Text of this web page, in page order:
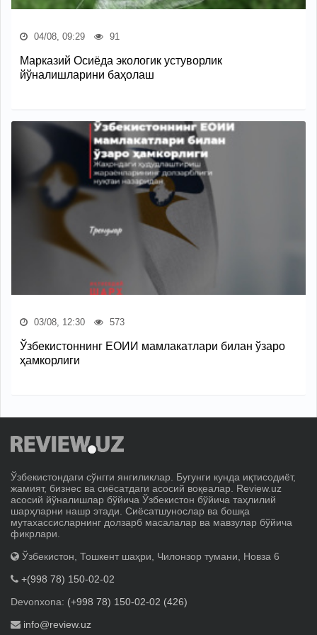
04/08, 09:29 91
Марказий Осиёда экологик устуворлик
йўналишларини баҳолаш
03/08, 12:30 573
Ўзбекистоннинг ЕОИИ мамлакатлари билан ўзаро
ҳамкорлиги
Ўзбекистондаги сўнгги янгиликлар. Бугунги кунда иқтисодиёт,
жамият, бизнес ва сиёсатдаги асосий воқеалар. Review.uz
асосий йўналишлар бўйича Ўзбекистон бўйича таҳлилий
шарҳларни нашр этади. Сиёсатшунослар ва бошқа
мутахассисларнинг долзарб масалалар ва мавзулар бўйича
фикрлари.
Ўзбекистон, Тошкент шаҳри, Чилонзор тумани, Новза 6
+(998 78) 150-02-02
Devonxona: (+998 78) 150-02-02 (426)
info@review.uz